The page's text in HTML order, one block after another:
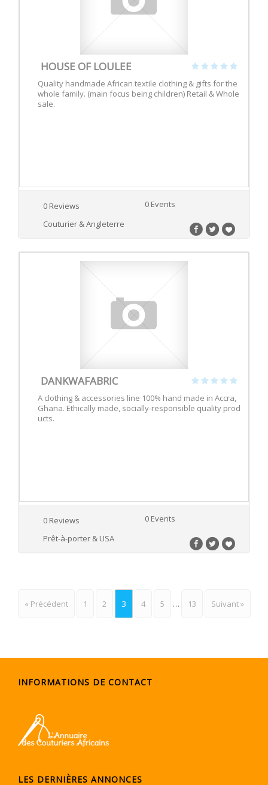
HOUSE OF LOULEE
Quality handmade African textile clothing & gifts for the
whole family. (main focus being children) Retail & Whole
sale.
0 Reviews
0 Events
Couturier & Angleterre
DANKWAFABRIC
A clothing & accessories line 100% hand made in Accra,
Ghana. Ethically made, socially-responsible quality prod
ucts.
0 Reviews
0 Events
Prêt-à-porter & USA
« Précédent 1 2 3 4 5 … 13 Suivant »
INFORMATIONS DE CONTACT
LES DERNIÈRES ANNONCES